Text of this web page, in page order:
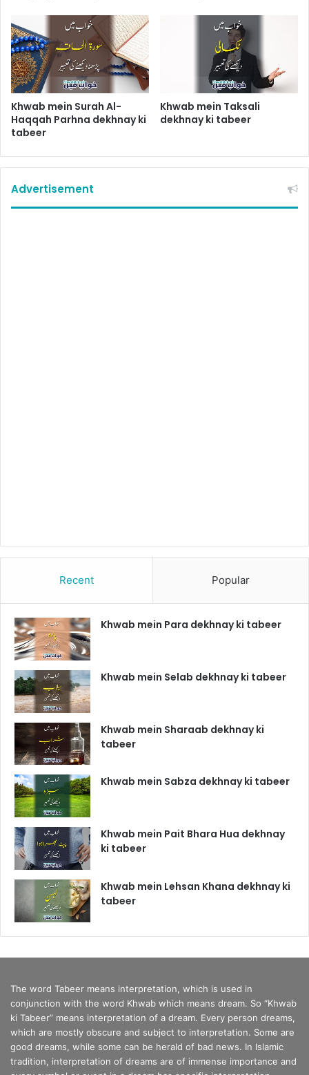
Khwab mein Surah Al-
Haqqah Parhna dekhnay ki
tabeer
Khwab mein Taksali
dekhnay ki tabeer
Advertisement
Recent Popular
Khwab mein Para dekhnay ki tabeer
Khwab mein Selab dekhnay ki tabeer
Khwab mein Sharaab dekhnay ki
tabeer
Khwab mein Sabza dekhnay ki tabeer
Khwab mein Pait Bhara Hua dekhnay
ki tabeer
Khwab mein Lehsan Khana dekhnay ki
tabeer
The word Tabeer means interpretation, which is used in
conjunction with the word Khwab which means dream. So “Khwab
ki Tabeer” means interpretation of a dream. Every person dreams,
which are mostly obscure and subject to interpretation. Some are
good dreams, while some can be herald of bad news. In Islamic
tradition, interpretation of dreams are of immense importance and